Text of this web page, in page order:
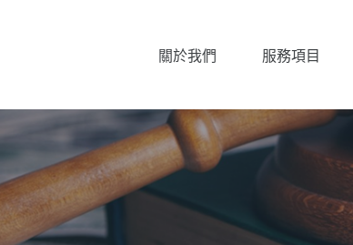
關於我們 服務項目